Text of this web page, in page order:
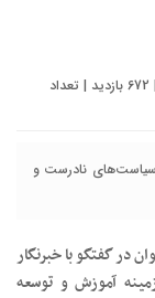
شناسه خبر : 13785 | تاریخ انتشار : ۲۵ بهمن ۱۴۰۳ - ۰:۲۵ | 672 بازدید | تعداد
سیاست‌های نادرست و
در گفتگو با خبرنگار
آموزش و توسعه